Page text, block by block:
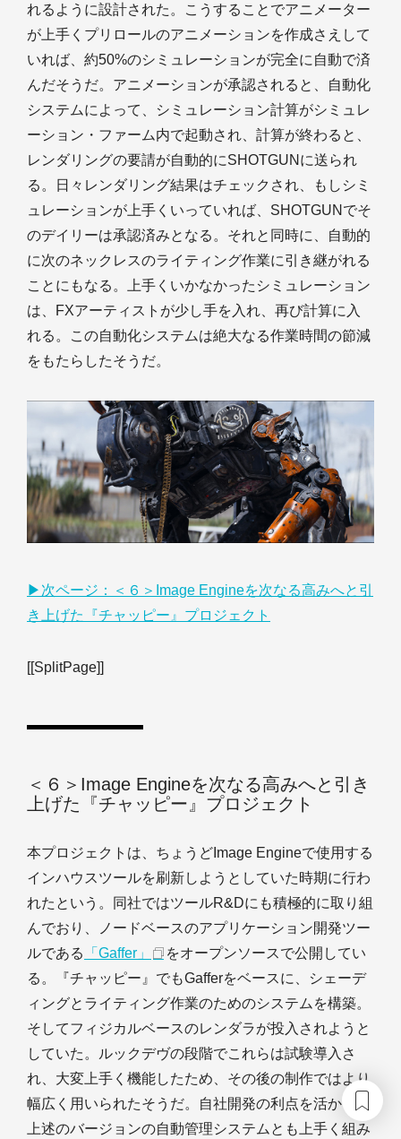
れるように設計された。こうすることでアニメーター
が上手くプリロールのアニメーションを作成さえして
いれば、約50%のシミュレーションが完全に自動で済
んだそうだ。アニメーションが承認されると、自動化
システムによって、シミュレーション計算がシミュレ
ーション・ファーム内で起動され、計算が終わると、
レンダリングの要請が自動的にSHOTGUNに送られ
る。日々レンダリング結果はチェックされ、もしシミ
ュレーションが上手くいっていれば、SHOTGUNでそ
のデイリーは承認済みとなる。それと同時に、自動的
に次のネックレスのライティング作業に引き継がれる
ことにもなる。上手くいかなかったシミュレーション
は、FXアーティストが少し手を入れ、再び計算に入
れる。この自動化システムは絶大なる作業時間の節減
をもたらしたそうだ。
▶︎次ページ：＜６＞Image Engineを次なる高みへと引
き上げた『チャッピー』プロジェクト
[[SplitPage]]
＜６＞Image Engineを次なる高みへと引き
上げた『チャッピー』プロジェクト
本プロジェクトは、ちょうどImage Engineで使用する
インハウスツールを刷新しようとしていた時期に行わ
れたという。同社ではツールR&Dにも積極的に取り組
んでおり、ノードベースのアプリケーション開発ツー
ルである
「Gaffer」
をオープンソースで公開してい
る。『チャッピー』でもGafferをベースに、シェーデ
ィングとライティング作業のためのシステムを構築。
そしてフィジカルベースのレンダラが投入されようと
していた。ルックデヴの段階でこれらは試験導入さ
れ、大変上手く機能したため、その後の制作ではより
幅広く用いられたそうだ。自社開発の利点を活かし、
上述のバージョンの自動管理システムとも上手く組み